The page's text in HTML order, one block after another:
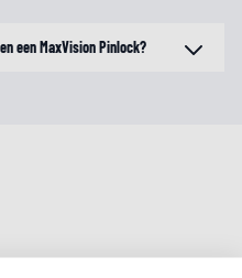
een MaxVision Pinlock?